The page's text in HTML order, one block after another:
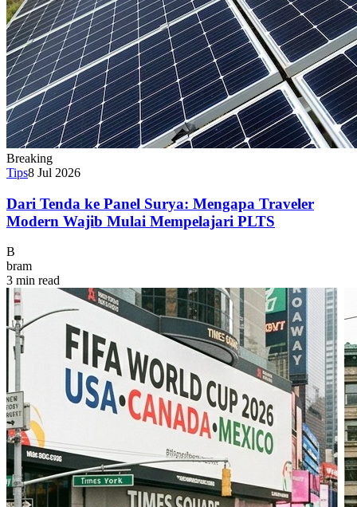
Breaking
Tips8 Jul 2026
Dari Tenda ke Panel Surya: Mengapa Traveler
Modern Wajib Mulai Mempelajari PLTS
B
bram
3 min read